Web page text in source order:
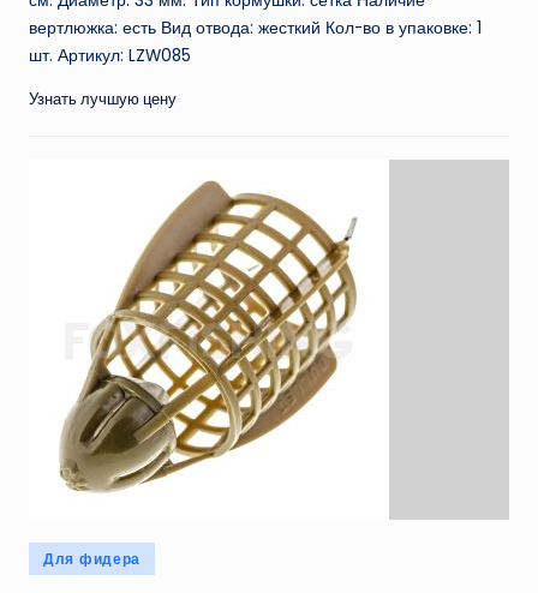
вертлюжка: есть Вид отвода: жесткий Кол-во в упаковке: 1
шт. Артикул: LZW085
Узнать лучшую цену
Опубликовано
в
Для фидера